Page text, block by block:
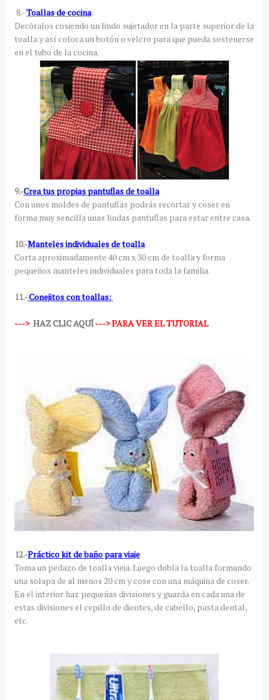
8.-Toallas de cocina
Decóralos cosiendo un lindo sujetador en la parte superior de la
toalla y así coloca un botón o velcro para que pueda sostenerse
en el tubo de la cocina.
9.-Crea tus propias pantuflas de toalla
Con unos moldes de pantuflas podrás recortar y coser en
forma muy sencilla unas lindas pantuflas para estar entre casa.
10.-Manteles individuales de toalla
Corta aproximadamente 40 cm x 30 cm de toalla y forma
pequeños manteles individuales para toda la familia.
11.-Conejitos con toallas:
---> HAZ CLIC AQUÍ---> PARA VER EL TUTORIAL
12.-Práctico kit de baño para viaje
Toma un pedazo de toalla vieja. Luego dobla la toalla formando
una solapa de al menos 20 cm y cose con una máquina de coser.
En el interior haz pequeñas divisiones y guarda en cada una de
estas divisiones el cepillo de dientes, de cabello, pasta dental,
etc.